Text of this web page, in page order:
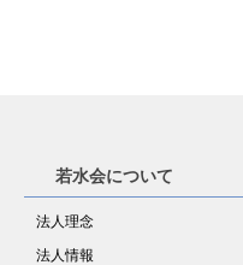
若水会について
法人理念
法人情報